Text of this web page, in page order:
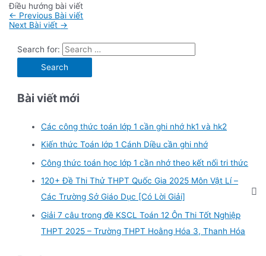
Điều hướng bài viết
← Previous Bài viết
Next Bài viết →
Search for:
Bài viết mới
Các công thức toán lớp 1 cần ghi nhớ hk1 và hk2
Kiến thức Toán lớp 1 Cánh Diều cần ghi nhớ
Công thức toán học lớp 1 cần nhớ theo kết nối tri thức
120+ Đề Thi Thử THPT Quốc Gia 2025 Môn Vật Lí –
Các Trường Sở Giáo Dục [Có Lời Giải]
Giải 7 câu trong đề KSCL Toán 12 Ôn Thi Tốt Nghiệp
THPT 2025 – Trường THPT Hoằng Hóa 3, Thanh Hóa